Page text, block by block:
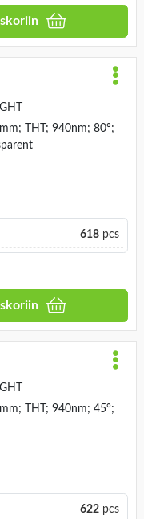
THT; 940nm; 80°;
618pcs
THT; 940nm; 45°;